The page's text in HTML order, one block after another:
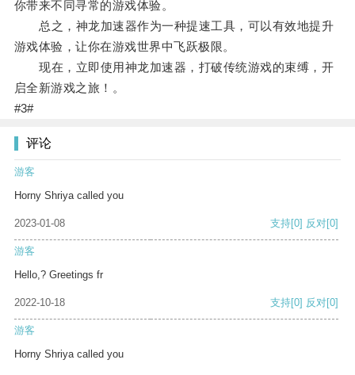
你带来不同寻常的游戏体验。
总之，神龙加速器作为一种提速工具，可以有效地提升
游戏体验，让你在游戏世界中飞跃极限。
现在，立即使用神龙加速器，打破传统游戏的束缚，开
启全新游戏之旅！。
#3#
评论
游客
Horny Shriya called you
2023-01-08 支持[0] 反对[0]
游客
Hello,? Greetings fr
2022-10-18 支持[0] 反对[0]
游客
Horny Shriya called you